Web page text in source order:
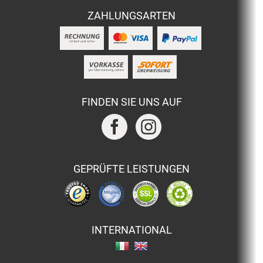
ZAHLUNGSARTEN
FINDEN SIE UNS AUF
GEPRÜFTE LEISTUNGEN
INTERNATIONAL